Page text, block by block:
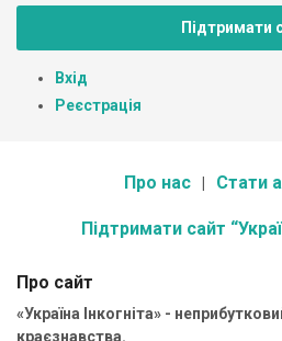
Підтримати
Вхід
Реєстрація
Про нас Стати
Підтримати сайт
Про сайт
«Україна Інкогніта» -
краєзнавства.